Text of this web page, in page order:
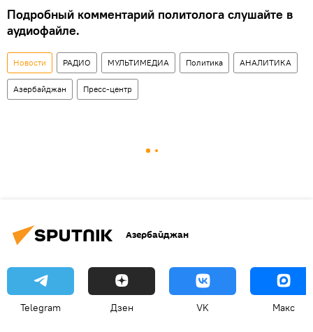
Подробный комментарий политолога слушайте в
аудиофайле.
Новости РАДИО МУЛЬТИМЕДИА Политика АНАЛИТИКА
Азербайджан Пресс-центр
Азербайджан
Telegram Дзен VK Макс